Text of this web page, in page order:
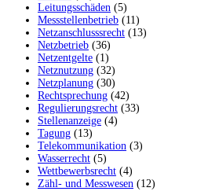
Leitungsschäden (5)
Messstellenbetrieb (11)
Netzanschlusssrecht (13)
Netzbetrieb (36)
Netzentgelte (1)
Netznutzung (32)
Netzplanung (30)
Rechtsprechung (42)
Regulierungsrecht (33)
Stellenanzeige (4)
Tagung (13)
Telekommunikation (3)
Wasserrecht (5)
Wettbewerbsrecht (4)
Zähl- und Messwesen (12)